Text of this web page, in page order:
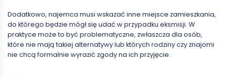
Dodatkowo, najemca musi wskazać inne miejsce zamieszkania,
do którego będzie mógł się udać w przypadku eksmisji. W
praktyce może to być problematyczne, zwłaszcza dla osób,
które nie mają takiej alternatywy lub których rodziny czy znajomi
nie chcą formalnie wyrazić zgody na ich przyjęcie.